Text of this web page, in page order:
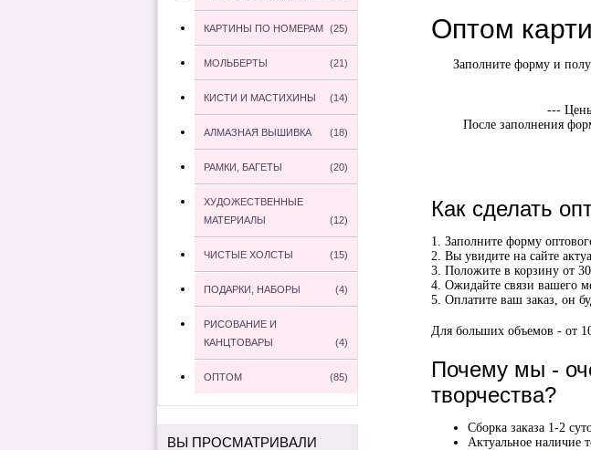
КАРТИНЫ ПО НОМЕРАМ (25)
МОЛЬБЕРТЫ (21)
КИСТИ И МАСТИХИНЫ (14)
АЛМАЗНАЯ ВЫШИВКА (18)
РАМКИ, БАГЕТЫ (20)
ХУДОЖЕСТВЕННЫЕ
МАТЕРИАЛЫ
(12)
ЧИСТЫЕ ХОЛСТЫ (15)
ПОДАРКИ, НАБОРЫ (4)
РИСОВАНИЕ И
КАНЦТОВАРЫ
(4)
ОПТОМ (85)
Оптом
Заполните форму и
---
После заполнения
Как сделать
1. Заполните форму
2. Вы увидите на сайте
3. Положите в корзину от
4. Ожидайте связи вашего
5. Оплатите ваш заказ, он
Для больших объемов - от
Почему мы -
творчества?
Сборка заказа 1-2
Актуальное наличие
ВЫ ПРОСМАТРИВАЛИ